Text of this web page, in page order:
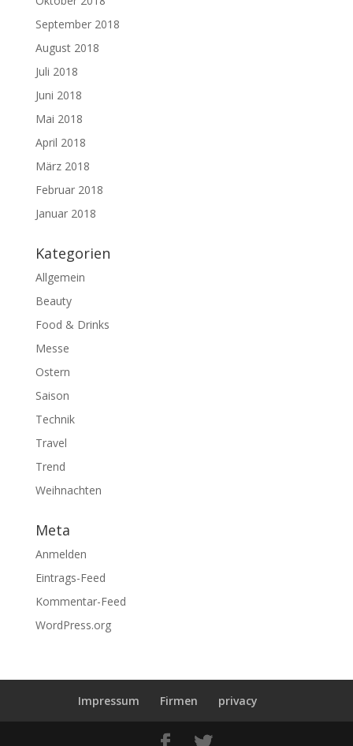
September 2018
August 2018
Juli 2018
Juni 2018
Mai 2018
April 2018
März 2018
Februar 2018
Januar 2018
Kategorien
Allgemein
Beauty
Food & Drinks
Messe
Ostern
Saison
Technik
Travel
Trend
Weihnachten
Meta
Anmelden
Eintrags-Feed
Kommentar-Feed
WordPress.org
Impressum Firmen privacy